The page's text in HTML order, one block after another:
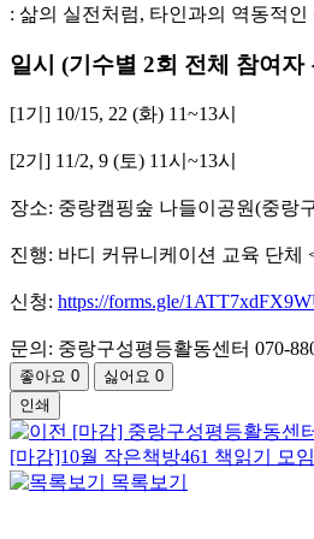
: 삶의 실전처럼, 타인과의 역동적
일시 (기수별 2회 전체 참여자
[1기] 10/15, 22 (화) 11~13시
[2기] 11/2, 9 (토) 11시~13시
장소: 중랑캠핑숲 나들이공원(중랑
진행: 바디 커뮤니케이션 교육 단체
신청: https://forms.gle/
문의: 중랑구성평등활동센터 070-
좋아요 0 싫어요 0
인쇄
[마감] 중랑구성평등활동센
[마감]10월 작은책방461 책읽기 모임
목록보기